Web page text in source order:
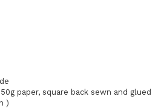
paper, square back sewn and glued
)